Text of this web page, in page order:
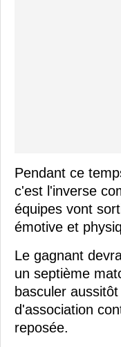
Pendant ce
c'est l'inverse
équipes vont
émotive et
Le gagnant
un septième
basculer
d'association
reposée.